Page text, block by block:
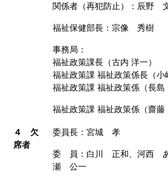
関係者（再犯防止）：辰野
福祉保健部長：宗像 秀樹
事務局：
福祉政策課長（古内 洋一）
福祉政策課 福祉政策係長（小
福祉政策課 福祉政策係（長
福祉政策課 福祉政策係（齋
４ 欠
席者
委員長：宮城 孝
委 員：白川 正和、河西
瀬 公一